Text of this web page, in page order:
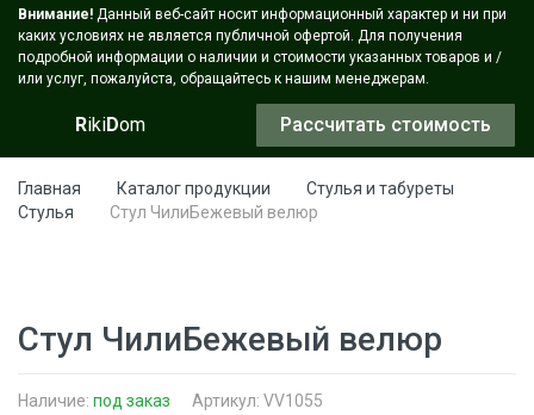
Внимание! Данный веб-сайт носит информационный характер и ни при
каких условиях не является публичной офертой. Для получения
подробной информации о наличии и стоимости указанных товаров и /
или услуг, пожалуйста, обращайтесь к нашим менеджерам.
RikiDom Рассчитать стоимость
Главная Каталог продукции
Стулья и табуреты
Стулья
Стул ЧилиБежевый велюр
Стул ЧилиБежевый велюр
Наличие: под заказ Артикул: VV1055